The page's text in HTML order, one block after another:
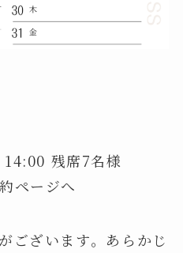
残席7名様
ページへ
ございます。あらかじ